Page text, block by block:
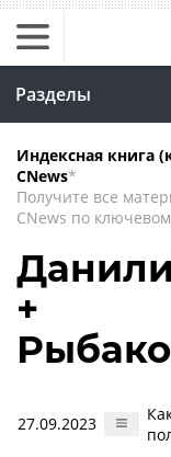
Разделы
Индексная книга
CNews*
Получите все
CNews по
+
27.09.2023